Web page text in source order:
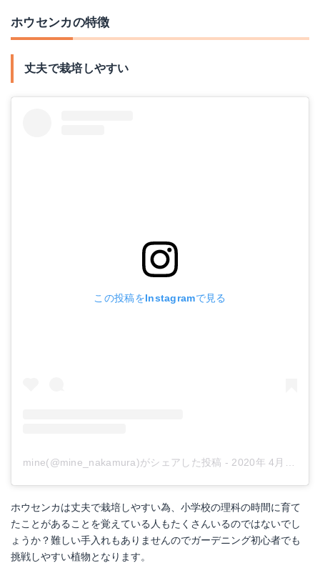
ホウセンカの特徴
丈夫で栽培しやすい
この投稿をInstagramで見る
mine(@mine_nakamura)がシェアした投稿 - 2020年 4月月3日午後9時57分PDT
ホウセンカは丈夫で栽培しやすい為、小学校の理科の時間に育て
たことがあることを覚えている人もたくさんいるのではないでし
ょうか？難しい手入れもありませんのでガーデニング初心者でも
挑戦しやすい植物となります。